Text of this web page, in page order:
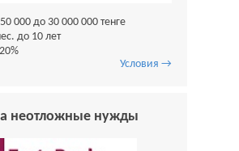
000 до 30 000 000 тенге
до 10 лет
Условия →
неотложные нужды